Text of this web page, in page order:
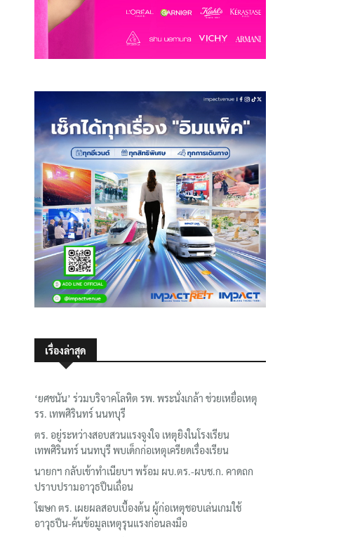
เรื่องล่าสุด
‘ยศชนัน’ ร่วมบริจาคโลหิต รพ. พระนั่งเกล้า ช่วยเหยื่อเหตุ
รร. เทพศิรินทร์ นนทบุรี
ตร. อยู่ระหว่างสอบสวนแรงจูงใจ เหตุยิงในโรงเรียน
เทพศิรินทร์ นนทบุรี พบเด็กก่อเหตุเครียดเรื่องเรียน
นายกฯ กลับเข้าทำเนียบฯ พร้อม ผบ.ตร.-ผบช.ก. คาดถก
ปราบปรามอาวุธปืนเถื่อน
โฆษก ตร. เผยผลสอบเบื้องต้น ผู้ก่อเหตุชอบเล่นเกมใช้
อาวุธปืน-ค้นข้อมูลเหตุรุนแรงก่อนลงมือ